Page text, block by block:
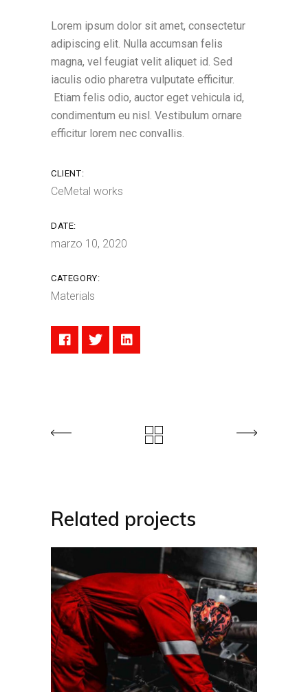
Lorem ipsum dolor sit amet, consectetur
adipiscing elit. Nulla accumsan felis
magna, vel feugiat velit aliquet id. Sed
iaculis odio pharetra vulputate efficitur.
Etiam felis odio, auctor eget vehicula id,
condimentum eu nisl. Vestibulum ornare
efficitur lorem nec convallis.
CLIENT:
CeMetal works
DATE:
marzo 10, 2020
CATEGORY:
Materials
Related projects